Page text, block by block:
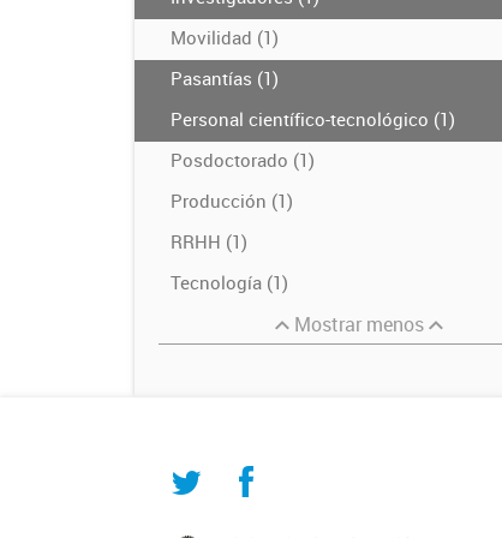
Movilidad (1)
Pasantías (1)
Personal científico-tecnológico (1)
Posdoctorado (1)
Producción (1)
RRHH (1)
Tecnología (1)
Mostrar menos